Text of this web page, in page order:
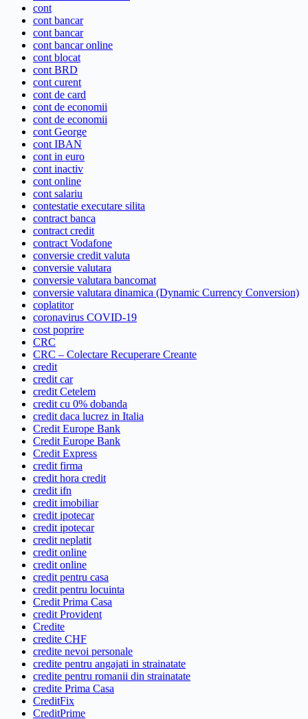
cont
cont bancar
cont bancar
cont bancar online
cont blocat
cont BRD
cont curent
cont de card
cont de economii
cont de economii
cont George
cont IBAN
cont in euro
cont inactiv
cont online
cont salariu
contestatie executare silita
contract banca
contract credit
contract Vodafone
conversie credit valuta
conversie valutara
conversie valutara bancomat
conversie valutara dinamica (Dynamic Currency Conversion)
coplatitor
coronavirus COVID-19
cost poprire
CRC
CRC – Colectare Recuperare Creante
credit
credit car
credit Cetelem
credit cu 0% dobanda
credit daca lucrez in Italia
Credit Europe Bank
Credit Europe Bank
Credit Express
credit firma
credit hora credit
credit ifn
credit imobiliar
credit ipotecar
credit ipotecar
credit neplatit
credit online
credit online
credit pentru casa
credit pentru locuinta
Credit Prima Casa
credit Provident
Credite
credite CHF
credite nevoi personale
credite pentru angajati in strainatate
credite pentru romanii din strainatate
credite Prima Casa
CreditFix
CreditPrime